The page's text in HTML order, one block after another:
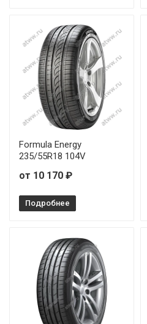
Pirelli Scorpion 225/55R18
Pirelli Scorpion 225/65R17
Pirelli Scorpion 235/55R18
Pirelli Scorpion 235/55R19
Formula Energy
235/55R18 104V
от 10 170 ₽
Подробнее